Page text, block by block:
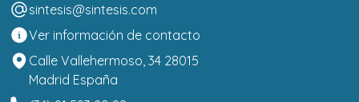
sintesis@sintesis.com
Ver información de contacto
Calle Vallehermoso, 34 28015
Madrid España